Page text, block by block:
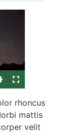
rhoncus
mattis
velit